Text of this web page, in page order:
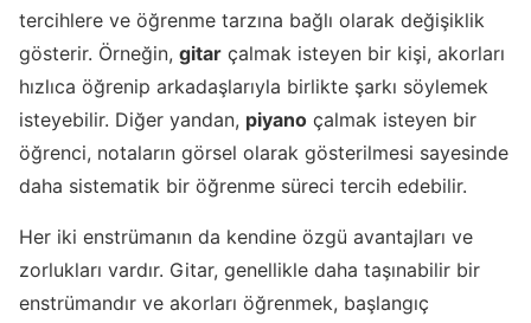
tercihlere ve öğrenme tarzına bağlı olarak değişiklik
gösterir. Örneğin, gitar çalmak isteyen bir kişi, akorları
hızlıca öğrenip arkadaşlarıyla birlikte şarkı söylemek
isteyebilir. Diğer yandan, piyano çalmak isteyen bir
öğrenci, notaların görsel olarak gösterilmesi sayesinde
daha sistematik bir öğrenme süreci tercih edebilir.
Her iki enstrümanın da kendine özgü avantajları ve
zorlukları vardır. Gitar, genellikle daha taşınabilir bir
enstrümandır ve akorları öğrenmek, başlangıç